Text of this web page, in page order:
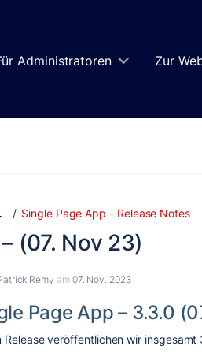
Administratoren Zur
Single Page App - Release Notes
(07. Nov 23)
Remy am 07. Nov. 2023
Page App – 3.3.0
Release veröffentlichen wir insgesamt